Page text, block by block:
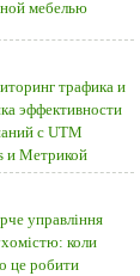
мебелью
трафика и
эффективности
с UTM
и Метрикой
управління
коли
це робити